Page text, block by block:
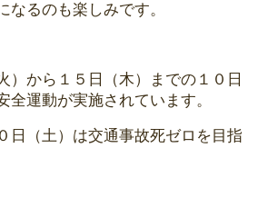
なるのも楽しみです。
）から１５日（木）までの１０日
全運動が実施されています。
日（土）は交通事故死ゼロを目指